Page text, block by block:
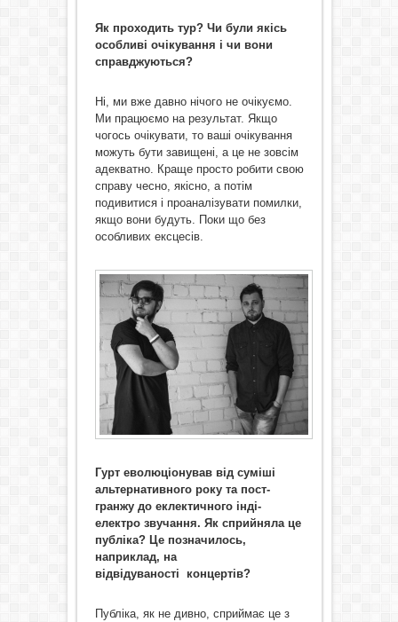
Як проходить тур? Чи були якісь
особливі очікування і чи вони
справджуються?
Ні, ми вже давно нічого не очікуємо.
Ми працюємо на результат. Якщо
чогось очікувати, то ваші очікування
можуть бути завищені, а це не зовсім
адекватно. Краще просто робити свою
справу чесно, якісно, а потім
подивитися і проаналізувати помилки,
якщо вони будуть. Поки що без
особливих ексцесів.
Гурт еволюціонував від суміші
альтернативного року та пост-
гранжу до еклектичного інді-
електро звучання. Як сприйняла це
публіка? Це позначилось,
наприклад, на
відвідуваності концертів?
Публіка, як не дивно, сприймає це з